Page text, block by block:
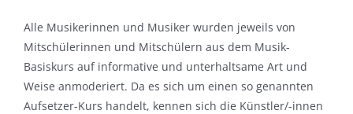
Alle Musikerinnen und Musiker wurden jeweils von
Mitschülerinnen und Mitschülern aus dem Musik-
Basiskurs auf informative und unterhaltsame Art und
Weise anmoderiert. Da es sich um einen so genannten
Aufsetzer-Kurs handelt, kennen sich die Künstler/-innen